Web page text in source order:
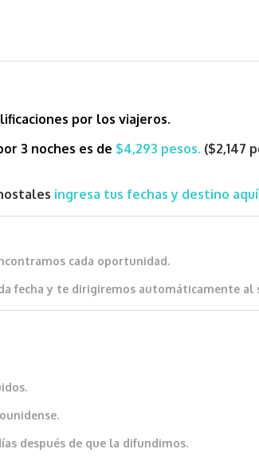
por los viajeros.
3 noches es de $4,293 pesos. ($2,147
ingresa tus fechas y destino
cada oportunidad.
fecha y te dirigiremos automáticamente al
después de que la difundimos.